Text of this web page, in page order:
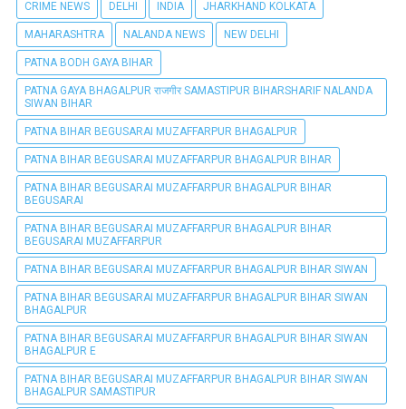
CRIME NEWS DELHI INDIA JHARKHAND KOLKATA
MAHARASHTRA NALANDA NEWS NEW DELHI
PATNA BODH GAYA BIHAR
PATNA GAYA BHAGALPUR राजगीर SAMASTIPUR BIHARSHARIF NALANDA
SIWAN BIHAR
PATNA BIHAR BEGUSARAI MUZAFFARPUR BHAGALPUR
PATNA BIHAR BEGUSARAI MUZAFFARPUR BHAGALPUR BIHAR
PATNA BIHAR BEGUSARAI MUZAFFARPUR BHAGALPUR BIHAR
BEGUSARAI
PATNA BIHAR BEGUSARAI MUZAFFARPUR BHAGALPUR BIHAR
BEGUSARAI MUZAFFARPUR
PATNA BIHAR BEGUSARAI MUZAFFARPUR BHAGALPUR BIHAR SIWAN
PATNA BIHAR BEGUSARAI MUZAFFARPUR BHAGALPUR BIHAR SIWAN
BHAGALPUR
PATNA BIHAR BEGUSARAI MUZAFFARPUR BHAGALPUR BIHAR SIWAN
BHAGALPUR E
PATNA BIHAR BEGUSARAI MUZAFFARPUR BHAGALPUR BIHAR SIWAN
BHAGALPUR SAMASTIPUR